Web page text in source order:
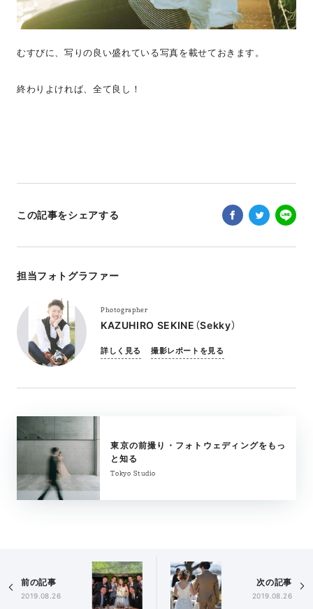
むすびに、写りの良い盛れている写真を載せておきます。
終わりよければ、全て良し！
この記事をシェアする
担当フォトグラファー
Photographer
KAZUHIRO SEKINE（Sekky）
詳しく見る 撮影レポートを見る
東京の前撮り・フォトウェディングをもっ
と知る
Tokyo Studio
前の記事
2019.08.26
次の記事
2019.08.26